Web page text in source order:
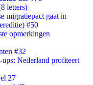
letters)
migratiepact gaat in
#50
opmerkingen
#32
Nederland profiteert
27